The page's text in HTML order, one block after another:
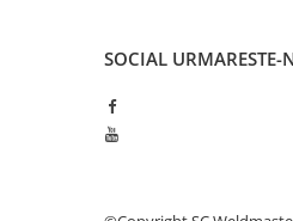
SOCIAL